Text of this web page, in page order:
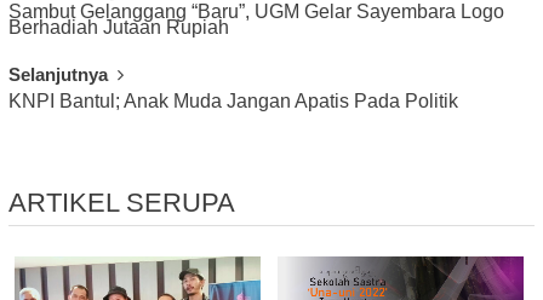
Navigation
Sambut Gelanggang “Baru”, UGM Gelar Sayembara Logo
Berhadiah Jutaan Rupiah
Selanjutnya
KNPI Bantul; Anak Muda Jangan Apatis Pada Politik
ARTIKEL SERUPA